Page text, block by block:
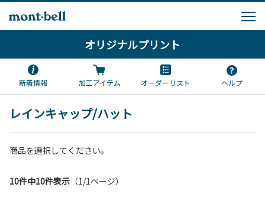
オリジナルプリント
新着情報 加工アイテム オーダーリスト ヘルプ
レインキャップ/ハット
商品を選択してください。
10件中10件表示 （1/1ページ）